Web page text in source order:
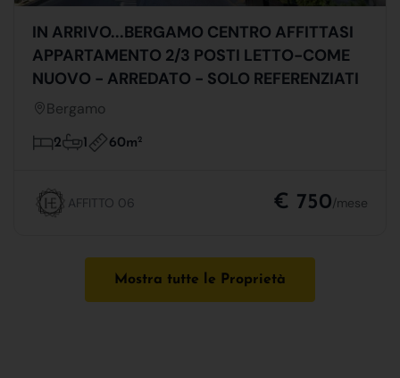
IN ARRIVO...BERGAMO CENTRO AFFITTASI
APPARTAMENTO 2/3 POSTI LETTO-COME
NUOVO - ARREDATO - SOLO REFERENZIATI
Bergamo
2 1 60m2
AFFITTO 06 € 750/mese
Mostra tutte le Proprietà